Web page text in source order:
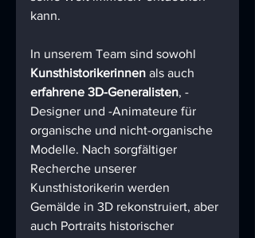
kann.
In unserem Team sind sowohl
Kunsthistorikerinnen als auch
erfahrene 3D-Generalisten, -
Designer und -Animateure für
organische und nicht-organische
Modelle. Nach sorgfältiger
Recherche unserer
Kunsthistorikerin werden
Gemälde in 3D rekonstruiert, aber
auch Portraits historischer